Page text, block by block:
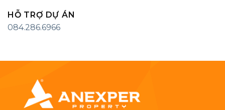
HỖ TRỢ DỰ ÁN
084.286.6966